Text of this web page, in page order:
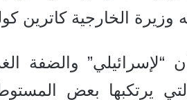
الخارجية كاترين
والضفة
يرتكبها بعض